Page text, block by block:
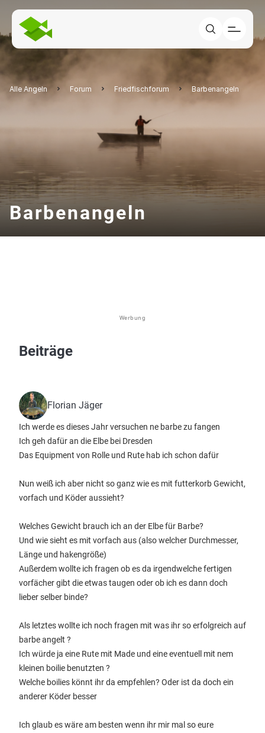
Alle Angeln Forum Friedfischforum Barbenangeln
Barbenangeln
Werbung
Beiträge
Florian Jäger
Ich werde es dieses Jahr versuchen ne barbe zu fangen
Ich geh dafür an die Elbe bei Dresden
Das Equipment von Rolle und Rute hab ich schon dafür
Nun weiß ich aber nicht so ganz wie es mit futterkorb Gewicht,
vorfach und Köder aussieht?
Welches Gewicht brauch ich an der Elbe für Barbe?
Und wie sieht es mit vorfach aus (also welcher Durchmesser,
Länge und hakengröße)
Außerdem wollte ich fragen ob es da irgendwelche fertigen
vorfächer gibt die etwas taugen oder ob ich es dann doch
lieber selber binde?
Als letztes wollte ich noch fragen mit was ihr so erfolgreich auf
barbe angelt ?
Ich würde ja eine Rute mit Made und eine eventuell mit nem
kleinen boilie benutzten ?
Welche boilies könnt ihr da empfehlen? Oder ist da doch ein
anderer Köder besser
Ich glaub es wäre am besten wenn ihr mir mal so eure